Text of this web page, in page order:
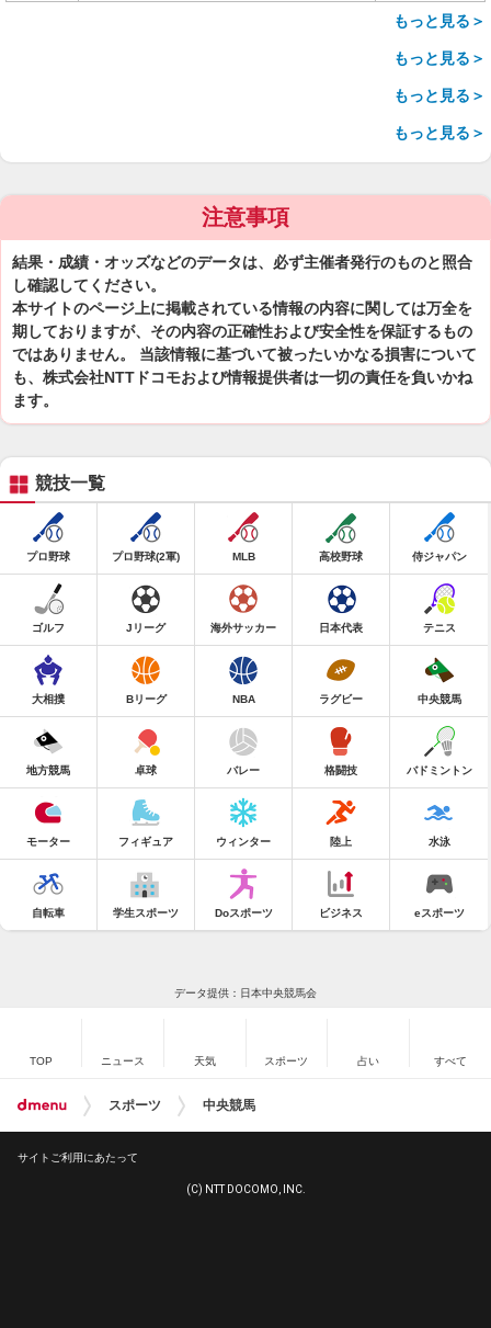
もっと見る＞
もっと見る＞
もっと見る＞
もっと見る＞
注意事項
結果・成績・オッズなどのデータは、必ず主催者発行のものと照合
し確認してください。
本サイトのページ上に掲載されている情報の内容に関しては万全を
期しておりますが、その内容の正確性および安全性を保証するもの
ではありません。 当該情報に基づいて被ったいかなる損害について
も、株式会社NTTドコモおよび情報提供者は一切の責任を負いかね
ます。
競技一覧
プロ野球 プロ野球(2軍) MLB 高校野球 侍ジャパン
ゴルフ Jリーグ 海外サッカー 日本代表 テニス
大相撲 Bリーグ NBA ラグビー 中央競馬
地方競馬 卓球 バレー 格闘技 バドミントン
モーター フィギュア ウィンター 陸上 水泳
自転車 学生スポーツ Doスポーツ ビジネス eスポーツ
データ提供：日本中央競馬会
TOP ニュース 天気 スポーツ 占い すべて
スポーツ 中央競馬
サイトご利用にあたって
(C) NTT DOCOMO, INC.